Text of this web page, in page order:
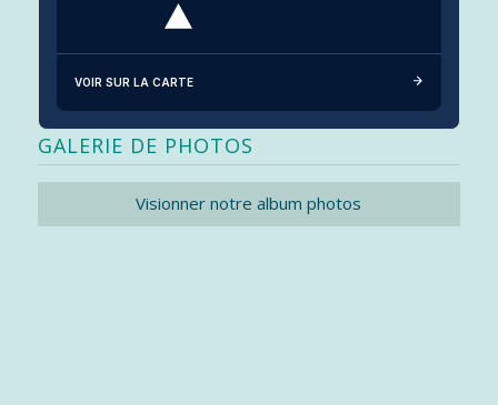
VOIR SUR LA CARTE
GALERIE DE PHOTOS
Visionner notre album photos